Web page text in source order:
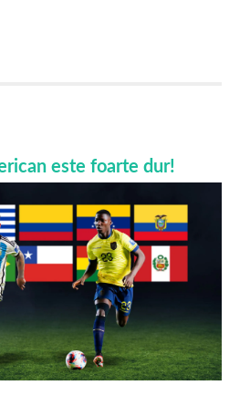
este foarte dur!